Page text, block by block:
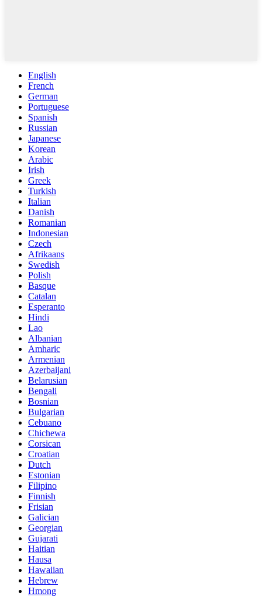
English
French
German
Portuguese
Spanish
Russian
Japanese
Korean
Arabic
Irish
Greek
Turkish
Italian
Danish
Romanian
Indonesian
Czech
Afrikaans
Swedish
Polish
Basque
Catalan
Esperanto
Hindi
Lao
Albanian
Amharic
Armenian
Azerbaijani
Belarusian
Bengali
Bosnian
Bulgarian
Cebuano
Chichewa
Corsican
Croatian
Dutch
Estonian
Filipino
Finnish
Frisian
Galician
Georgian
Gujarati
Haitian
Hausa
Hawaiian
Hebrew
Hmong